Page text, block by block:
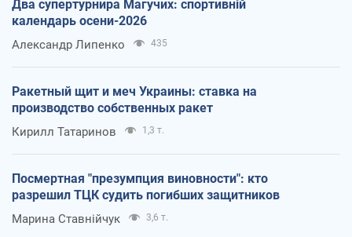
Два супертурнира Магучих: спортивній
календарь осени-2026
Александр Липенко 435
Ракетный щит и меч Украины: ставка на
производство собственных ракет
Кирилл Татаринов 1,3 т.
Посмертная "презумпция виновности": кто
разрешил ТЦК судить погибших защитников
Марина Ставнійчук 3,6 т.